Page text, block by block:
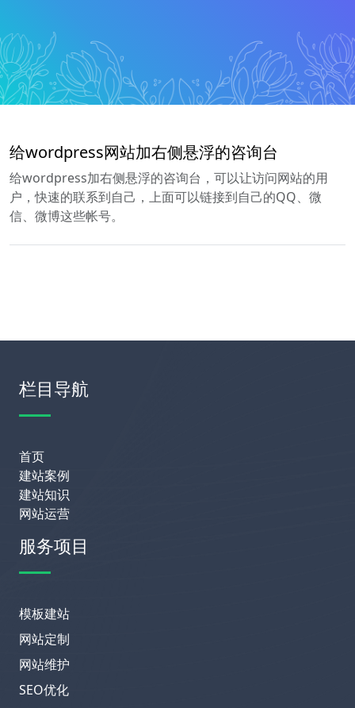
给wordpress网站加右侧悬浮的咨询台
给wordpress加右侧悬浮的咨询台，可以让访问网站的用
户，快速的联系到自己，上面可以链接到自己的QQ、微
信、微博这些帐号。
栏目导航
首页
建站案例
建站知识
网站运营
服务项目
模板建站
网站定制
网站维护
SEO优化